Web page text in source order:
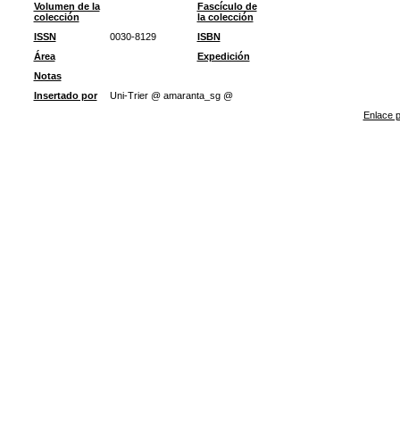
Volumen de la
colección
Fascículo de
la colección
ISSN
0030-8129
ISBN
Área
Expedición
Notas
Insertado por
Uni-Trier @ amaranta_sg @
Enlace